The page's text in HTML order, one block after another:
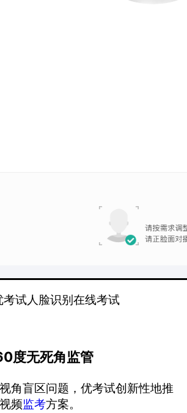
试人脸识别在线考试
度无死角监管
角盲区问题，优考试创新性地推
频监考方案。